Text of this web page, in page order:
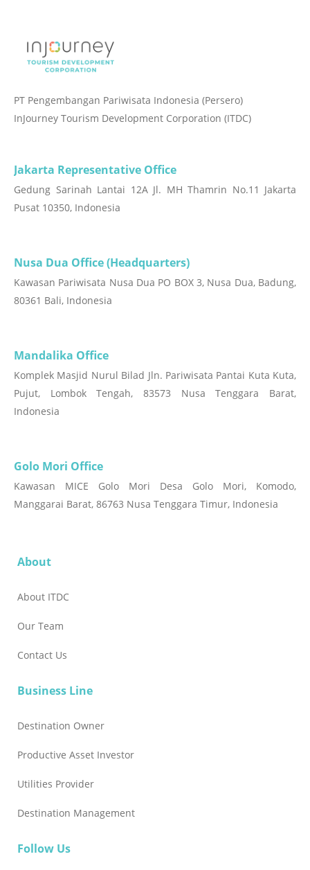
PT Pengembangan Pariwisata Indonesia (Persero)
InJourney Tourism Development Corporation (ITDC)
Jakarta Representative Office
Gedung Sarinah Lantai 12A Jl. MH Thamrin No.11 Jakarta
Pusat 10350, Indonesia
Nusa Dua Office (Headquarters)
Kawasan Pariwisata Nusa Dua PO BOX 3, Nusa Dua, Badung,
80361 Bali, Indonesia
Mandalika Office
Komplek Masjid Nurul Bilad Jln. Pariwisata Pantai Kuta Kuta,
Pujut, Lombok Tengah, 83573 Nusa Tenggara Barat,
Indonesia
Golo Mori Office
Kawasan MICE Golo Mori Desa Golo Mori, Komodo,
Manggarai Barat, 86763 Nusa Tenggara Timur, Indonesia
About
About ITDC
Our Team
Contact Us
Business Line
Destination Owner
Productive Asset Investor
Utilities Provider
Destination Management
Follow Us